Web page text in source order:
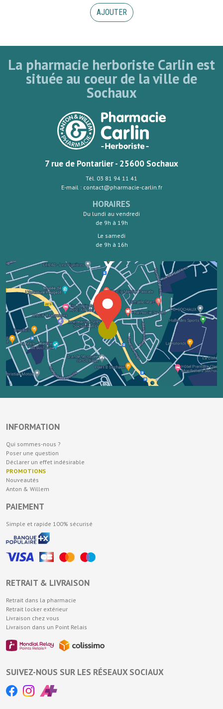
AJOUTER
La pharmacie herboriste Carlin est
située au coeur de la ville de
Sochaux
7 rue de Pontarlier - 25600 Sochaux
Tél. 03 81 94 11 41
E-mail : contact@pharmacie-carlin.fr
HORAIRES
Du lundi au vendredi
de 9h à 19h
Le samedi
de 9h à 16h
INFORMATION
Qui sommes-nous ?
Poser une question
Déclarer un effet indésirable
PROMOTIONS
Nouveautés
Anton & Willem
PAIEMENT
Simple et rapide 100% sécurisé
RETRAIT & LIVRAISON
Retrait dans la pharmacie
Retrait locker extérieur
Livraison chez vous
Livraison dans un Point Relais
SUIVEZ-NOUS SUR LES RÉSEAUX SOCIAUX